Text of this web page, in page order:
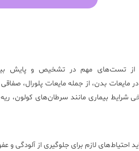
تست‌های مهم در تشخیص و پایش
در مایعات بدن، از جمله مایعات پلورال،
شرایط بیماری مانند سرطان‌های کولون،
احتیاط‌های لازم برای جلوگیری از آلودگی و